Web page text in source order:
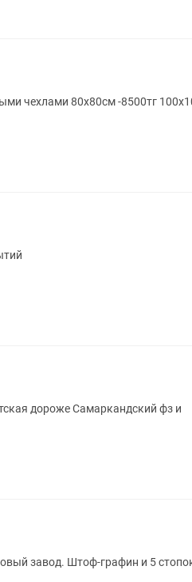
чехлами 80х80см -8500тг
дороже Самаркандский фз и
завод. Штоф-графин и 5